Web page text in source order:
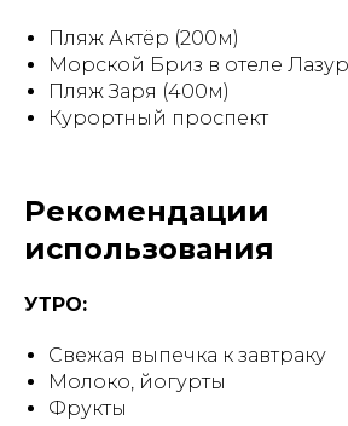
Пляж Актёр (200м)
Морской Бриз в отеле
Пляж Заря (400м)
Курортный проспект
Рекомендации
использования
УТРО:
Свежая выпечка к завтраку
Молоко, йогурты
Фрукты